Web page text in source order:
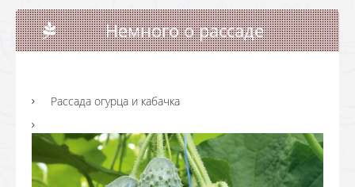
Немного о рассаде
Рассада огурца и кабачка